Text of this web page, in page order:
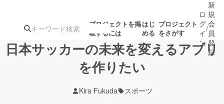
プロジェクトを掲
載するには
はじ
める
プロジェクト
をさがす
ジェクト
ロジェクト
ロ
グ
イ
ン
/
新
規
会
員
登
録
日本サッカーの未来を変えるアプリ
を作りたい
Kira Fukuda スポーツ